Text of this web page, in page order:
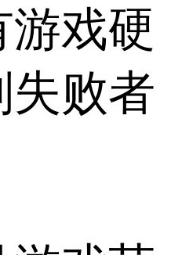
戏硬
失败者